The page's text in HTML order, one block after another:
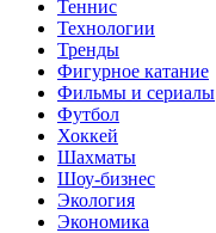
Теннис
Технологии
Тренды
Фигурное катание
Фильмы и сериалы
Футбол
Хоккей
Шахматы
Шоу-бизнес
Экология
Экономика